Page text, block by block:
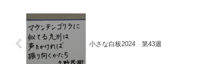
小さな白板2024 第43週